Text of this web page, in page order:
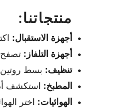
منتجاتنا:
أجهزة الاستقبال:
أجهزة التلفاز: تصفح
تنظيف: بسط روتين
المطبخ: استكشف
الهوائيات: اختر